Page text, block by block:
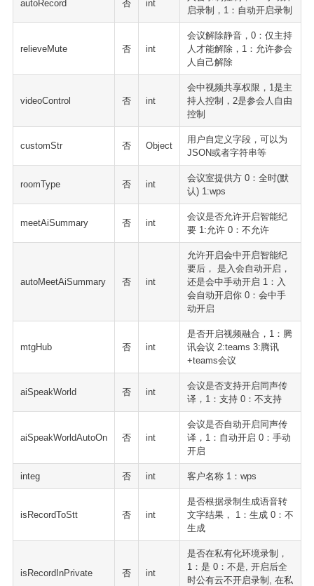
autoRecord 否 int
启录制，1：自动开启录制
relieveMute 否 int
会议解除静音，0：仅主持
人才能解除，1：允许参会
人自己解除
videoControl 否 int
会中视频共享权限，1是主
持人控制，2是参会人自由
控制
customStr 否 Object
用户自定义字段，可以为
JSON或者字符串等
roomType 否 int
会议室提供方 0：全时(默
认) 1:wps
meetAiSummary 否 int
会议是否允许开启智能纪
要 1:允许 0：不允许
autoMeetAiSummary 否 int
允许开启会中开启智能纪
要后， 是入会自动开启，
还是会中手动开启 1：入
会自动开启你 0：会中手
动开启
mtgHub 否 int
是否开启视频融合，1：腾
讯会议 2:teams 3:腾讯
+teams会议
aiSpeakWorld 否 int
会议是否支持开启同声传
译，1：支持 0：不支持
aiSpeakWorldAutoOn 否 int
会议是否自动开启同声传
译，1：自动开启 0：手动
开启
integ 否 int 客户名称 1：wps
isRecordToStt 否 int
是否根据录制生成语音转
文字结果， 1：生成 0：不
生成
isRecordInPrivate 否 int
是否在私有化环境录制，
1：是 0：不是, 开启后全
时公有云不开启录制, 在私